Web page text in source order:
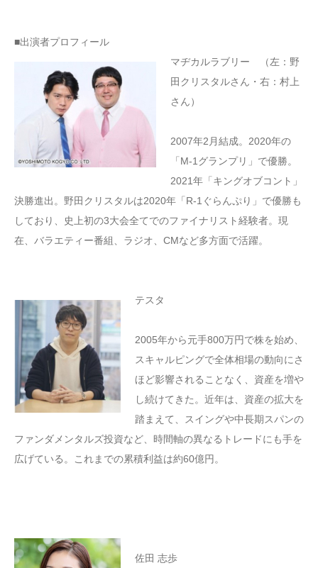
■出演者プロフィール
マヂカルラブリー （左：野
田クリスタルさん・右：村上
さん）
2007年2月結成。2020年の
「M-1グランプリ」で優勝。
2021年「キングオブコント」
決勝進出。野田クリスタルは2020年「R-1ぐらんぷり」で優勝も
しており、史上初の3大会全てでのファイナリスト経験者。現
在、バラエティー番組、ラジオ、CMなど多方面で活躍。
テスタ
2005年から元手800万円で株を始め、
スキャルピングで全体相場の動向にさ
ほど影響されることなく、資産を増や
し続けてきた。近年は、資産の拡大を
踏まえて、スイングや中長期スパンの
ファンダメンタルズ投資など、時間軸の異なるトレードにも手を
広げている。これまでの累積利益は約60億円。
佐田 志歩